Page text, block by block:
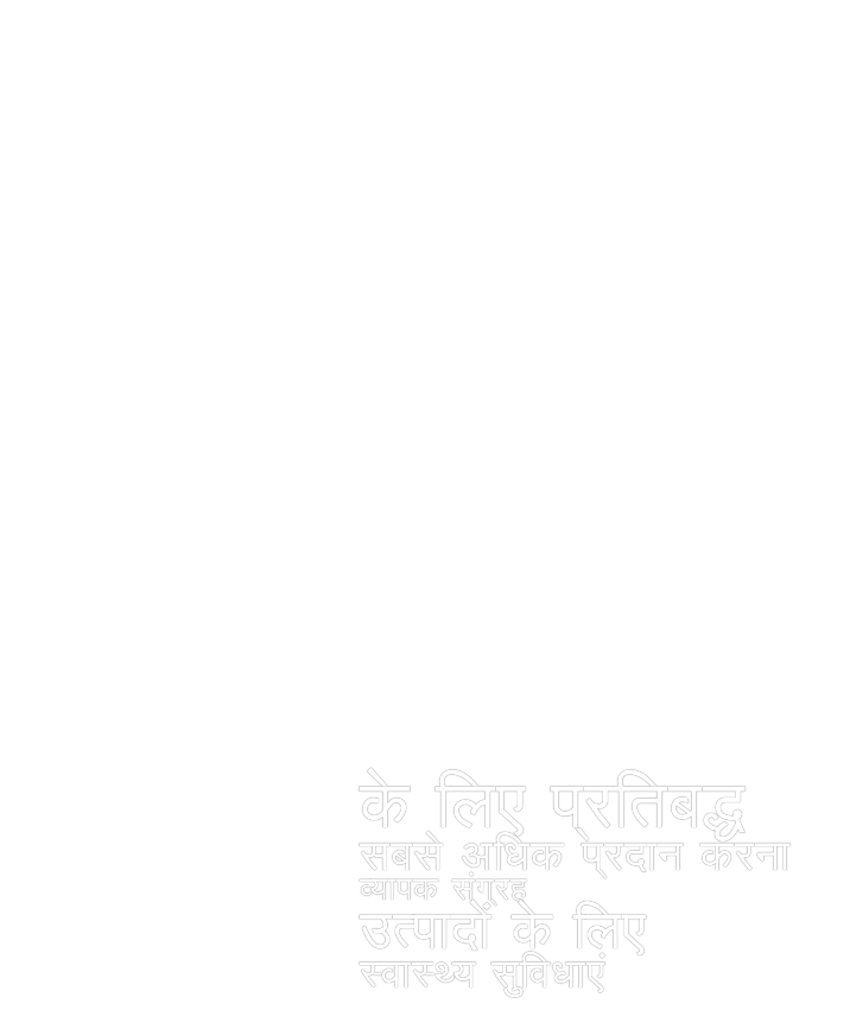
के लिए प्रतिबद्ध
सबसे अधिक प्रदान करना
व्यापक संग्रह
उत्पादों के लिए
स्वास्थ्य सुविधाएं